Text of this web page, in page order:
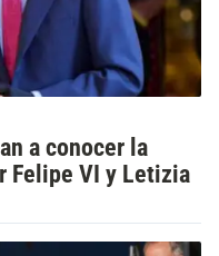
a conocer la
Felipe VI y Letizia